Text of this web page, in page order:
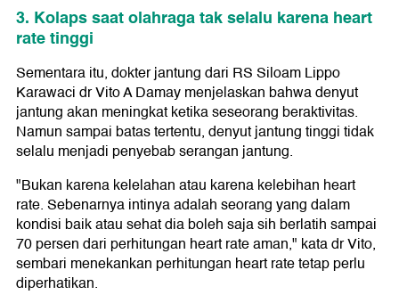
3. Kolaps saat olahraga tak selalu karena heart
rate tinggi
Sementara itu, dokter jantung dari RS Siloam Lippo
Karawaci dr Vito A Damay menjelaskan bahwa denyut
jantung akan meningkat ketika seseorang beraktivitas.
Namun sampai batas tertentu, denyut jantung tinggi tidak
selalu menjadi penyebab serangan jantung.
"Bukan karena kelelahan atau karena kelebihan heart
rate. Sebenarnya intinya adalah seorang yang dalam
kondisi baik atau sehat dia boleh saja sih berlatih sampai
70 persen dari perhitungan heart rate aman," kata dr Vito,
sembari menekankan perhitungan heart rate tetap perlu
diperhatikan.